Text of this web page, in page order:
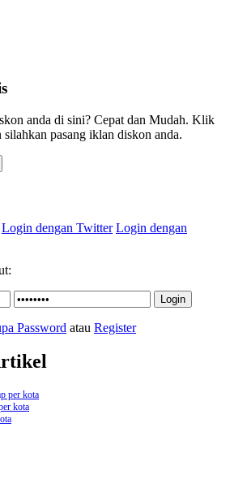
anda di sini? Cepat dan Mudah. Klik
pasang iklan diskon anda.
Login dengan Twitter Login dengan
Password atau Register
per kota
kota